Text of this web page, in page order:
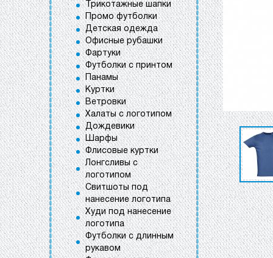
Трикотажные шапки
Промо футболки
Детская одежда
Офисные рубашки
Фартуки
Футболки с принтом
Панамы
Куртки
Ветровки
Халаты с логотипом
Дождевики
Шарфы
Флисовые куртки
Лонгсливы с
логотипом
Свитшоты под
нанесение логотипа
Худи под нанесение
логотипа
Футболки с длинным
рукавом